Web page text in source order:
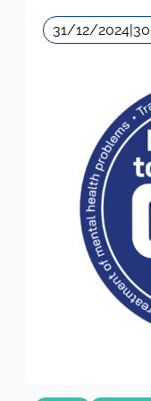
31/12/2024